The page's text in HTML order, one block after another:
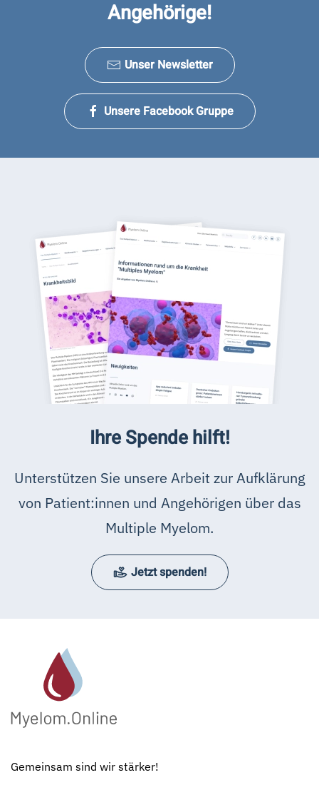
Angehörige!
Unser Newsletter
Unsere Facebook Gruppe
Ihre Spende hilft!
Unterstützen Sie unsere Arbeit zur Aufklärung
von Patient:innen und Angehörigen über das
Multiple Myelom.
Jetzt spenden!
Gemeinsam sind wir stärker!